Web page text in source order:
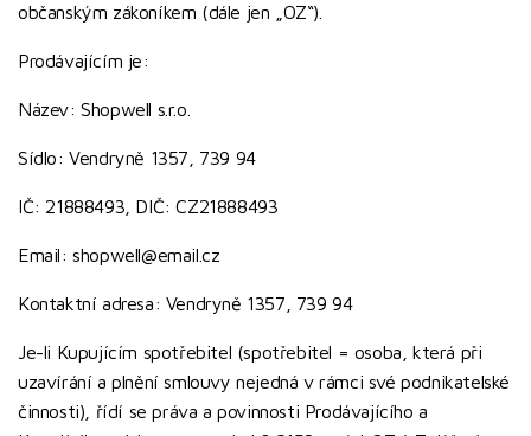
občanským zákoníkem (dále jen „OZ“).
Prodávajícím je:
Název: Shopwell s.r.o.
Sídlo: Vendryně 1357, 739 94
IČ: 21888493, DIČ: CZ21888493
Email: shopwell@email.cz
Kontaktní adresa: Vendryně 1357, 739 94
Je-li Kupujícím spotřebitel (spotřebitel = osoba, která při
uzavírání a plnění smlouvy nejedná v rámci své podnikatelské
činnosti), řídí se práva a povinnosti Prodávajícího a